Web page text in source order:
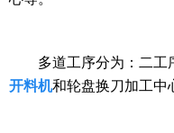
多道工序分为：二工序
开料机和轮盘换刀加工中